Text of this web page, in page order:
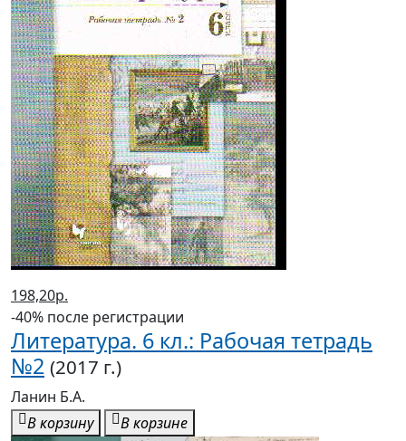
198,20р.
-40% после регистрации
Литература. 6 кл.: Рабочая тетрадь
№2 (2017 г.)
Ланин Б.А.
В корзину
В корзине